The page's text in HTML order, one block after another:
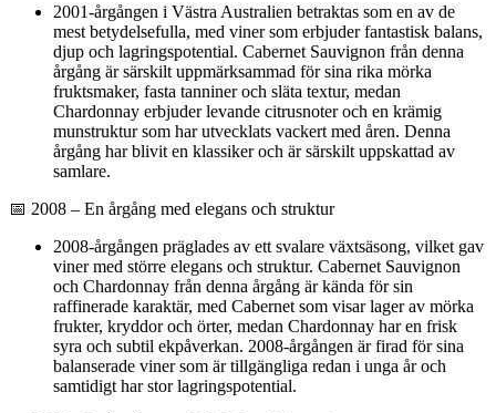
2001-årgången i Västra Australien betraktas som en av de
mest betydelsefulla, med viner som erbjuder fantastisk balans,
djup och lagringspotential. Cabernet Sauvignon från denna
årgång är särskilt uppmärksammad för sina rika mörka
fruktsmaker, fasta tanniner och släta textur, medan
Chardonnay erbjuder levande citrusnoter och en krämig
munstruktur som har utvecklats vackert med åren. Denna
årgång har blivit en klassiker och är särskilt uppskattad av
samlare.
📅 2008 – En årgång med elegans och struktur
2008-årgången präglades av ett svalare växtsäsong, vilket gav
viner med större elegans och struktur. Cabernet Sauvignon
och Chardonnay från denna årgång är kända för sin
raffinerade karaktär, med Cabernet som visar lager av mörka
frukter, kryddor och örter, medan Chardonnay har en frisk
syra och subtil ekpåverkan. 2008-årgången är firad för sina
balanserade viner som är tillgängliga redan i unga år och
samtidigt har stor lagringspotential.